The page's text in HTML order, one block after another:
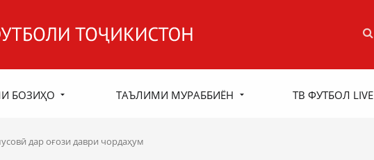
БОЗИҲО ТАЪЛИМИ МУРАББИЁН ТВ ФУТБОЛ LIVE
дар оғози даври чордаҳум